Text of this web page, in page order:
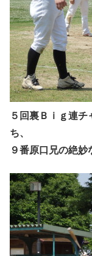
５回裏Ｂｉｇ連
ち、
９番原口兄の絶